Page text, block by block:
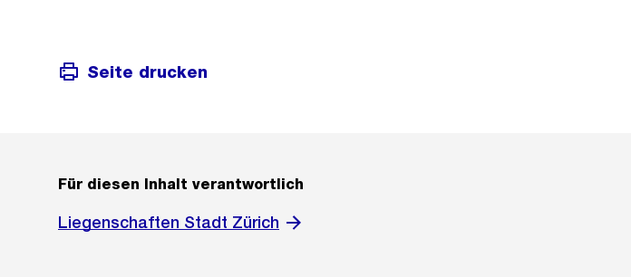
Seite drucken
Für diesen Inhalt verantwortlich
Liegenschaften Stadt Zürich